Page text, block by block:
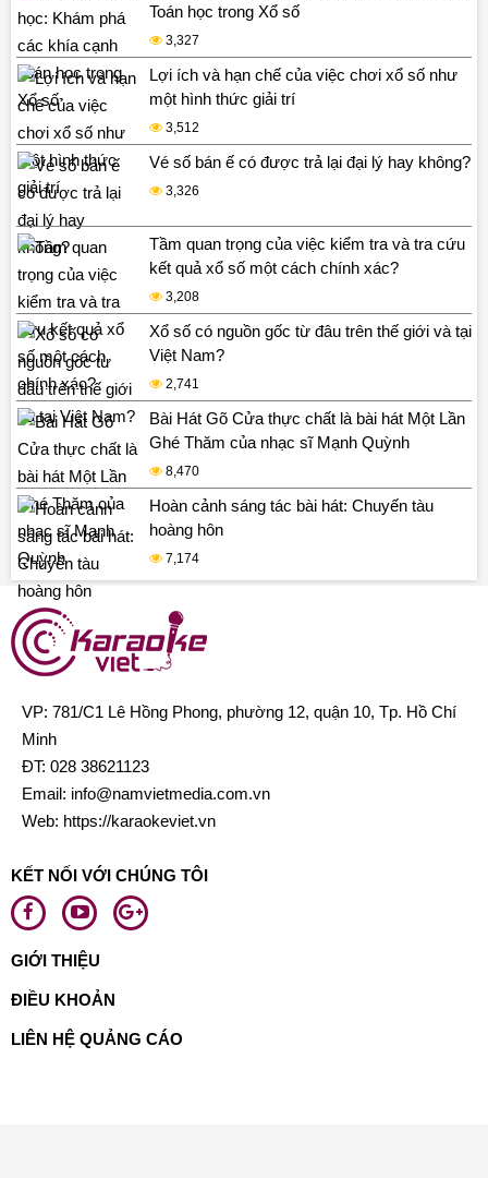
Toán học trong Xổ số
3,327
Lợi ích và hạn chế của việc chơi xổ số như
một hình thức giải trí
3,512
Vé số bán ế có được trả lại đại lý hay không?
3,326
Tầm quan trọng của việc kiểm tra và tra cứu
kết quả xổ số một cách chính xác?
3,208
Xổ số có nguồn gốc từ đâu trên thế giới và tại
Việt Nam?
2,741
Bài Hát Gõ Cửa thực chất là bài hát Một Lần
Ghé Thăm của nhạc sĩ Mạnh Quỳnh
8,470
Hoàn cảnh sáng tác bài hát: Chuyến tàu
hoàng hôn
7,174
VP: 781/C1 Lê Hồng Phong, phường 12, quận 10, Tp. Hồ Chí
Minh
ĐT: 028 38621123
Email: info@namvietmedia.com.vn
Web: https://karaokeviet.vn
KẾT NỐI VỚI CHÚNG TÔI
GIỚI THIỆU
ĐIỀU KHOẢN
LIÊN HỆ QUẢNG CÁO